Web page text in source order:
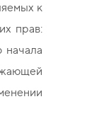
к
прав: